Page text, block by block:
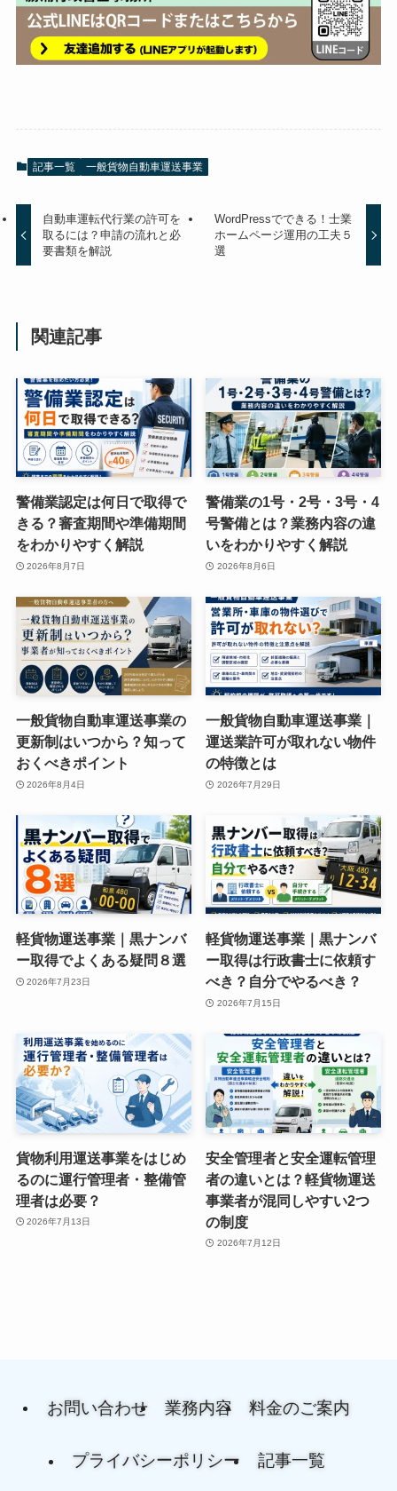
記事一覧 一般貨物自動車運送事業
自動車運転代行業の許可を
取るには？申請の流れと必
要書類を解説
WordPressでできる！士業
ホームページ運用の工夫５
選
関連記事
警備業認定は何日で取得で
きる？審査期間や準備期間
をわかりやすく解説
2026年8月7日
警備業の1号・2号・3号・4
号警備とは？業務内容の違
いをわかりやすく解説
2026年8月6日
一般貨物自動車運送事業の
更新制はいつから？知って
おくべきポイント
2026年8月4日
一般貨物自動車運送事業｜
運送業許可が取れない物件
の特徴とは
2026年7月29日
軽貨物運送事業｜黒ナンバ
ー取得でよくある疑問８選
2026年7月23日
軽貨物運送事業｜黒ナンバ
ー取得は行政書士に依頼す
べき？自分でやるべき？
2026年7月15日
貨物利用運送事業をはじめ
るのに運行管理者・整備管
理者は必要？
2026年7月13日
安全管理者と安全運転管理
者の違いとは？軽貨物運送
事業者が混同しやすい2つ
の制度
2026年7月12日
お問い合わせ 業務内容 料金のご案内
プライバシーポリシー 記事一覧